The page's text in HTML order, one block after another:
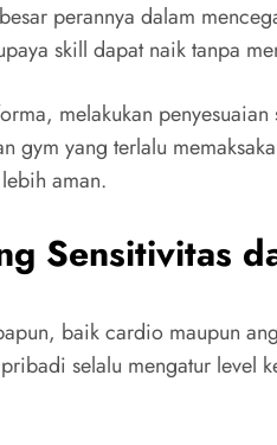
perannya dalam
skill dapat naik tanpa
melakukan
gym yang terlalu
aman.
Sensitivitas
baik cardio maupun
selalu mengatur level